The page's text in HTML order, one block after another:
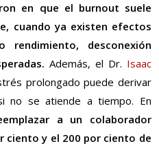
en que el burnout suele
cuando ya existen efectos
rendimiento, desconexión
Además, el Dr. Isaac
prolongado puede derivar
no se atiende a tiempo. En
a un colaborador
ciento y el 200 por ciento de